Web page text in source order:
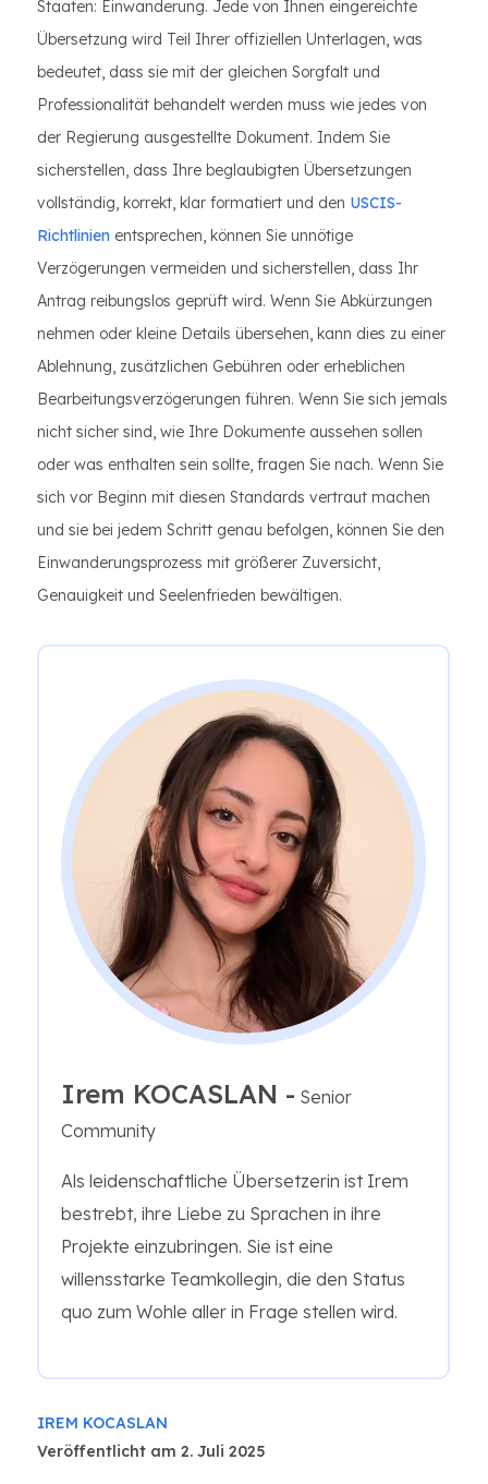
Staaten: Einwanderung. Jede von Ihnen eingereichte
Übersetzung wird Teil Ihrer offiziellen Unterlagen, was
bedeutet, dass sie mit der gleichen Sorgfalt und
Professionalität behandelt werden muss wie jedes von
der Regierung ausgestellte Dokument. Indem Sie
sicherstellen, dass Ihre beglaubigten Übersetzungen
vollständig, korrekt, klar formatiert und den USCIS-
Richtlinien entsprechen, können Sie unnötige
Verzögerungen vermeiden und sicherstellen, dass Ihr
Antrag reibungslos geprüft wird. Wenn Sie Abkürzungen
nehmen oder kleine Details übersehen, kann dies zu einer
Ablehnung, zusätzlichen Gebühren oder erheblichen
Bearbeitungsverzögerungen führen. Wenn Sie sich jemals
nicht sicher sind, wie Ihre Dokumente aussehen sollen
oder was enthalten sein sollte, fragen Sie nach. Wenn Sie
sich vor Beginn mit diesen Standards vertraut machen
und sie bei jedem Schritt genau befolgen, können Sie den
Einwanderungsprozess mit größerer Zuversicht,
Genauigkeit und Seelenfrieden bewältigen.
Irem KOCASLAN - Senior
Community
Als leidenschaftliche Übersetzerin ist Irem
bestrebt, ihre Liebe zu Sprachen in ihre
Projekte einzubringen. Sie ist eine
willensstarke Teamkollegin, die den Status
quo zum Wohle aller in Frage stellen wird.
IREM KOCASLAN
Veröffentlicht am 2. Juli 2025